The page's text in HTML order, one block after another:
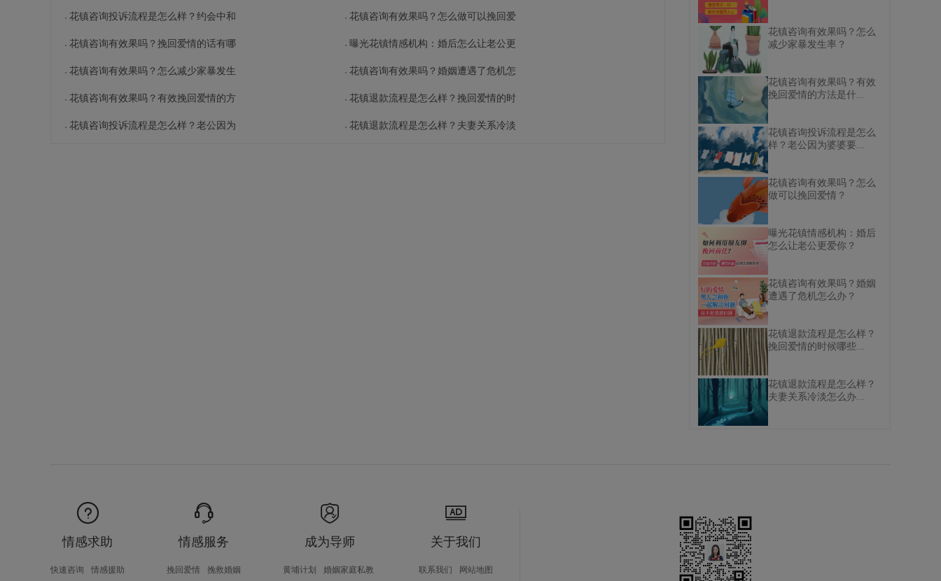
花镇咨询投诉流程是怎么样？约会中和
花镇咨询有效果吗？挽回爱情的话有哪
花镇咨询有效果吗？怎么减少家暴发生
花镇咨询有效果吗？有效挽回爱情的方
花镇咨询投诉流程是怎么样？老公因为
花镇咨询有效果吗？怎么做可以挽回爱
曝光花镇情感机构：婚后怎么让老公更
花镇咨询有效果吗？婚姻遭遇了危机怎
花镇退款流程是怎么样？挽回爱情的时
花镇退款流程是怎么样？夫妻关系冷淡
花镇咨询有效果吗？怎么
减少家暴发生率？
花镇咨询有效果吗？有效
挽回爱情的方法是什...
花镇咨询投诉流程是怎么
样？老公因为婆婆要...
花镇咨询有效果吗？怎么
做可以挽回爱情？
曝光花镇情感机构：婚后
怎么让老公更爱你？
花镇咨询有效果吗？婚姻
遭遇了危机怎么办？
花镇退款流程是怎么样？
挽回爱情的时候哪些...
花镇退款流程是怎么样？
夫妻关系冷淡怎么办...
情感求助
快速咨询 情感援助
情感服务
挽回爱情 挽救婚姻
成为导师
黄埔计划 婚姻家庭私教
关于我们
联系我们 网站地图